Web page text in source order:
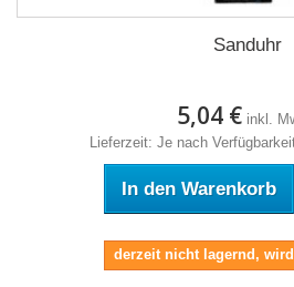
Sanduhr
5,04 € inkl.
Lieferzeit: Je nach
In den Warenkorb
derzeit nicht lagernd,